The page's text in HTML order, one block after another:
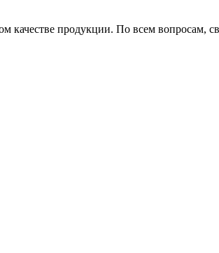
качестве продукции. По всем вопросам,